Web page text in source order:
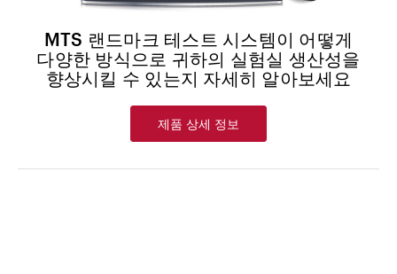
MTS 랜드마크 테스트 시스템이 어떻게
다양한 방식으로 귀하의 실험실 생산성을
향상시킬 수 있는지 자세히 알아보세요
제품 상세 정보